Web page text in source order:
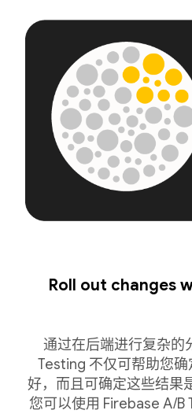
Roll out changes
通过在后端进行复杂的
Testing 不仅可帮助您
好，而且可确定这些结果
您可以使用 Firebase A/B